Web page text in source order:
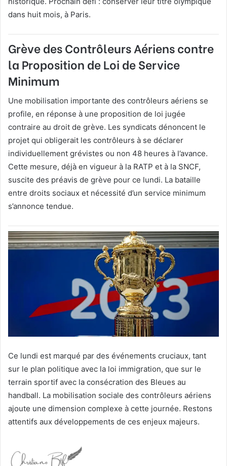
dans huit mois, à Paris.
Grève des Contrôleurs Aériens contre
la Proposition de Loi de Service
Minimum
Une mobilisation importante des contrôleurs aériens se
profile, en réponse à une proposition de loi jugée
contraire au droit de grève. Les syndicats dénoncent le
projet qui obligerait les contrôleurs à se déclarer
individuellement grévistes ou non 48 heures à l’avance.
Cette mesure, déjà en vigueur à la RATP et à la SNCF,
suscite des préavis de grève pour ce lundi. La bataille
entre droits sociaux et nécessité d’un service minimum
s’annonce tendue.
Ce lundi est marqué par des événements cruciaux, tant
sur le plan politique avec la loi immigration, que sur le
terrain sportif avec la consécration des Bleues au
handball. La mobilisation sociale des contrôleurs aériens
ajoute une dimension complexe à cette journée. Restons
attentifs aux développements de ces enjeux majeurs.